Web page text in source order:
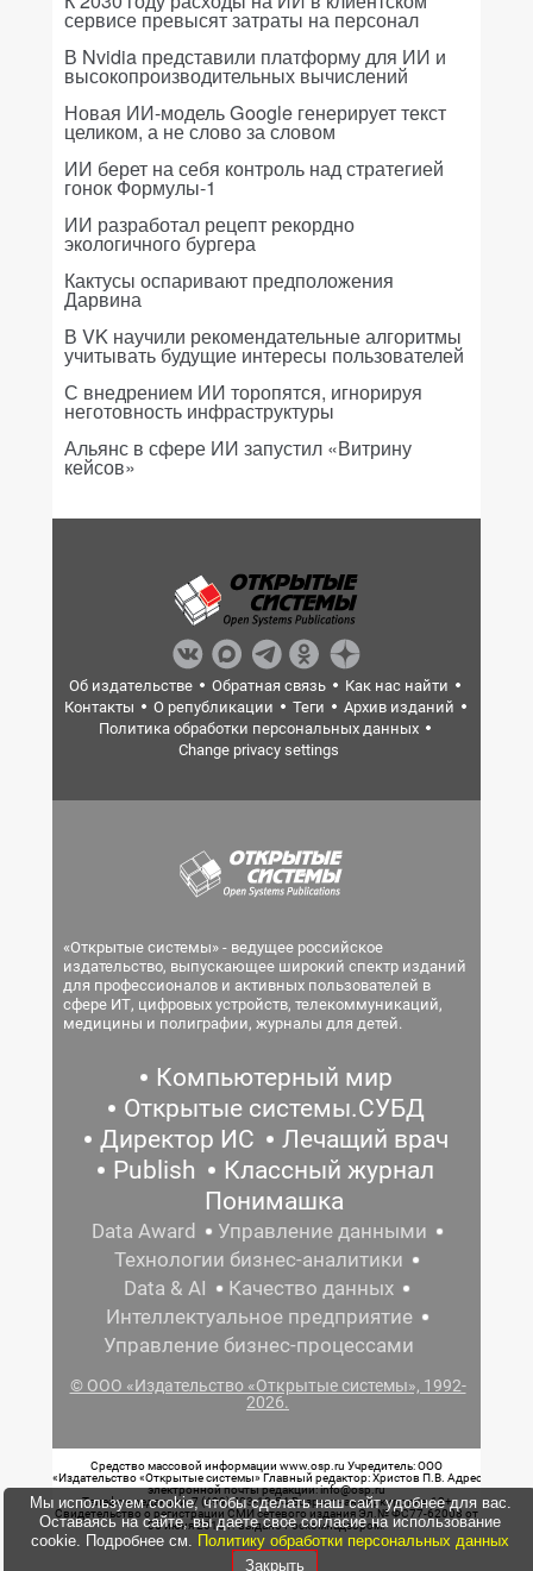
сервисе превысят затраты на персонал
В Nvidia представили платформу для ИИ и
высокопроизводительных вычислений
Новая ИИ-модель Google генерирует текст
целиком, а не слово за словом
ИИ берет на себя контроль над стратегией
гонок Формулы-1
ИИ разработал рецепт рекордно
экологичного бургера
Кактусы оспаривают предположения
Дарвина
В VK научили рекомендательные алгоритмы
учитывать будущие интересы пользователей
С внедрением ИИ торопятся, игнорируя
неготовность инфраструктуры
Альянс в сфере ИИ запустил «Витрину
кейсов»
Об издательстве Обратная связь
Как нас найти
Контакты
О републикации Теги
Архив изданий
Политика обработки персональных данных
Change privacy settings
«Открытые системы» - ведущее российское
издательство, выпускающее широкий спектр изданий
для профессионалов и активных пользователей в
сфере ИТ, цифровых устройств, телекоммуникаций,
медицины и полиграфии, журналы для детей.
Компьютерный мир
Открытые системы.СУБД
Директор ИС
Лечащий врач
Publish
Классный журнал
Понимашка
Data Award
Управление данными
Технологии бизнес-аналитики
Data & AI
Качество данных
Интеллектуальное предприятие
Управление бизнес-процессами
© ООО «Издательство «Открытые системы», 1992-
2026.
Средство массовой информации www.osp.ru Учредитель: ООО
«Издательство «Открытые системы» Главный редактор: Христов П.В. Адрес
электронной почты редакции: info@osp.ru
Телефон редакции: 7 (499) 703-18-54 Возрастная маркировка: 12+
Свидетельство о регистрации СМИ сетевого издания Эл.№ ФС77-62008 от
05 июня 2015 г. выдано Роскомнадзором.
Мы используем cookie, чтобы сделать наш сайт удобнее для вас.
Оставаясь на сайте, вы даете свое согласие на использование
cookie. Подробнее см. Политику обработки персональных данных
Закрыть